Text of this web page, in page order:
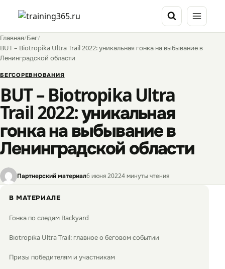
содержимому
Главная/Бег/
BUT – Biotropika Ultra Trail 2022: уникальная гонка на выбывание в
Ленинградской области
БЕГСОРЕВНОВАНИЯ
BUT – Biotropika Ultra
Trail 2022: уникальная
гонка на выбывание в
Ленинградской области
Партнерский материал6 июня 20224 минуты чтения
В МАТЕРИАЛЕ
Гонка по следам Backyard
Biotropika Ultra Trail: главное о беговом событии
Призы победителям и участникам